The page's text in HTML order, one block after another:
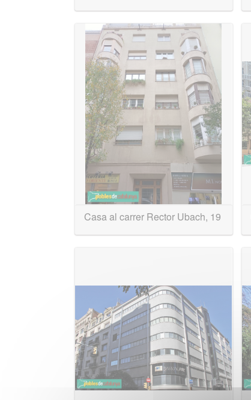
Casa al carrer Rector Ubach, 19